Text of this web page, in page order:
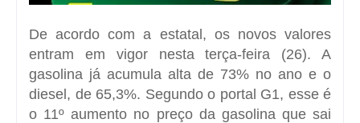
De acordo com a estatal, os novos valores
entram em vigor nesta terça-feira (26). A
gasolina já acumula alta de 73% no ano e o
diesel, de 65,3%. Segundo o portal G1, esse é
o 11º aumento no preço da gasolina que sai